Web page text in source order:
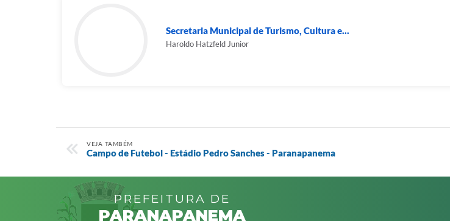
Secretaria Municipal de Turismo, Cultura e...
Haroldo Hatzfeld Junior
VEJA TAMBÉM
Campo de Futebol - Estádio Pedro Sanches - Paranapanema
PREFEITURA DE
PARANAPANEMA